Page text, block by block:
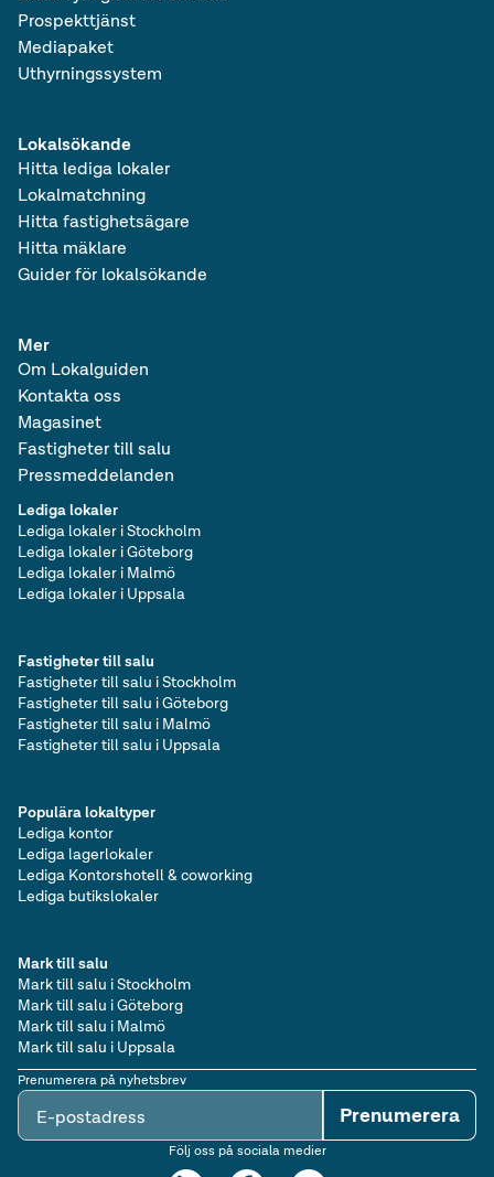
Lokalsökande
Hitta lediga lokaler
Lokalmatchning
Hitta fastighetsägare
Hitta mäklare
Guider för lokalsökande
Prospekttjänst
Mediapaket
Uthyrningssystem
Mer
Om Lokalguiden
Kontakta oss
Magasinet
Fastigheter till salu
Pressmeddelanden
Lediga lokaler
Lediga lokaler i Stockholm
Lediga lokaler i Göteborg
Lediga lokaler i Malmö
Lediga lokaler i Uppsala
Populära lokaltyper
Lediga kontor
Lediga lagerlokaler
Lediga Kontorshotell & coworking
Lediga butikslokaler
Fastigheter till salu
Fastigheter till salu i Stockholm
Fastigheter till salu i Göteborg
Fastigheter till salu i Malmö
Fastigheter till salu i Uppsala
Mark till salu
Mark till salu i Stockholm
Mark till salu i Göteborg
Mark till salu i Malmö
Mark till salu i Uppsala
Prenumerera på nyhetsbrev
E-postadress Prenumerera
Följ oss på sociala medier